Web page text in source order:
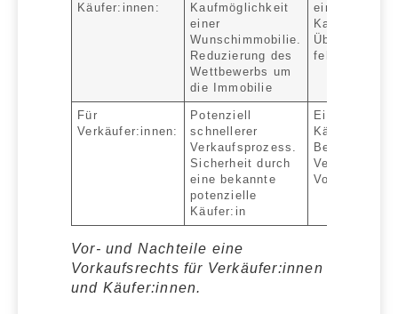
Käufer:innen:
Kaufmöglichkeit
einer
Wunschimmobilie.
Reduzierung des
Wettbewerbs um
die Immobilie
einem
Überzahlung
fehlender
Für
Verkäufer:innen:
Potenziell
schnellerer
Verkaufsprozess.
Sicherheit durch
eine bekannte
potenzielle
Käufer:in
Vor- und Nachteile eine
Vorkaufsrechts für Verkäufer:innen
und Käufer:innen.